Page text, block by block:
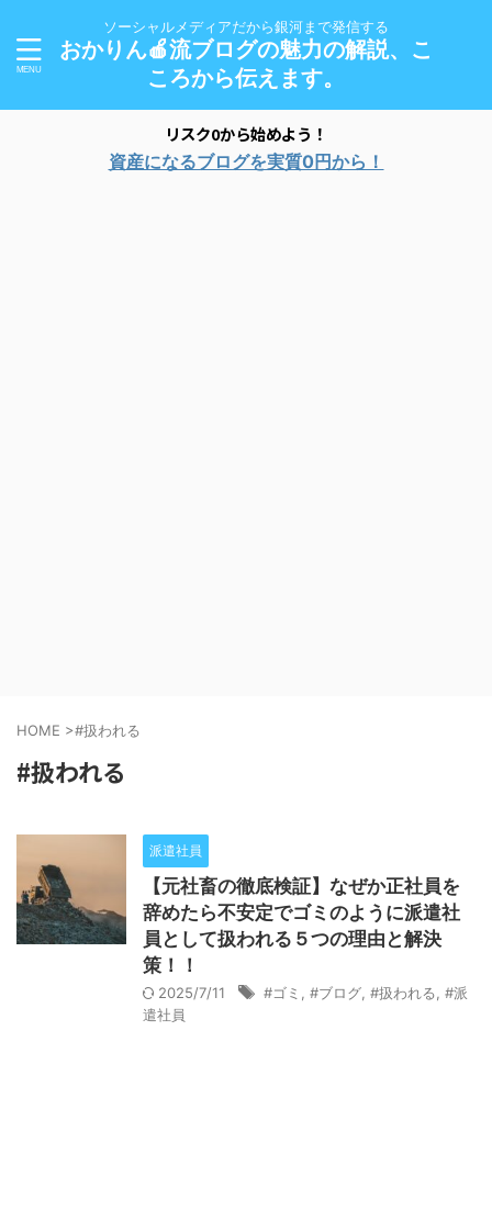
ソーシャルメディアだから銀河まで発信する
おかりん🍎流ブログの魅力の解説、こ
ころから伝えます。
リスク0から始めよう！
資産になるブログを実質0円から！
HOME >#扱われる
#扱われる
派遣社員
【元社畜の徹底検証】なぜか正社員を
辞めたら不安定でゴミのように派遣社
員として扱われる５つの理由と解決
策！！
2025/7/11 #ゴミ #ブログ #扱われる #派
遣社員